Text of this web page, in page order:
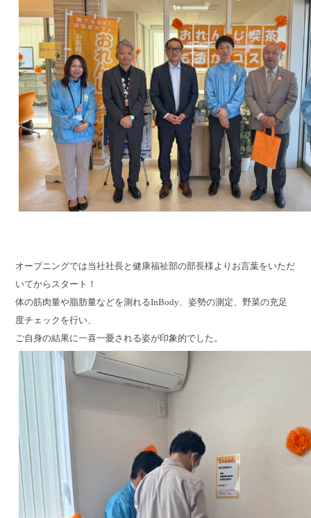
オープニングでは当社社長と健康福祉部の部長様よりお言葉をいただ
いてからスタート！
体の筋肉量や脂肪量などを測れるInBody、姿勢の測定、野菜の充足
度チェックを行い、
ご自身の結果に一喜一憂される姿が印象的でした。